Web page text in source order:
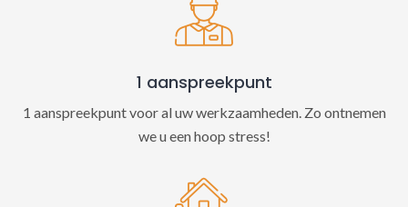
1 aanspreekpunt
1 aanspreekpunt voor al uw werkzaamheden. Zo ontnemen
we u een hoop stress!